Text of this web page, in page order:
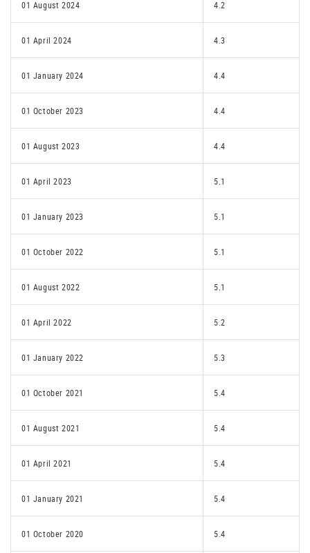
01 August 2024 4.2
01 April 2024 4.3
01 January 2024 4.4
01 October 2023 4.4
01 August 2023 4.4
01 April 2023 5.1
01 January 2023 5.1
01 October 2022 5.1
01 August 2022 5.1
01 April 2022 5.2
01 January 2022 5.3
01 October 2021 5.4
01 August 2021 5.4
01 April 2021 5.4
01 January 2021 5.4
01 October 2020 5.4